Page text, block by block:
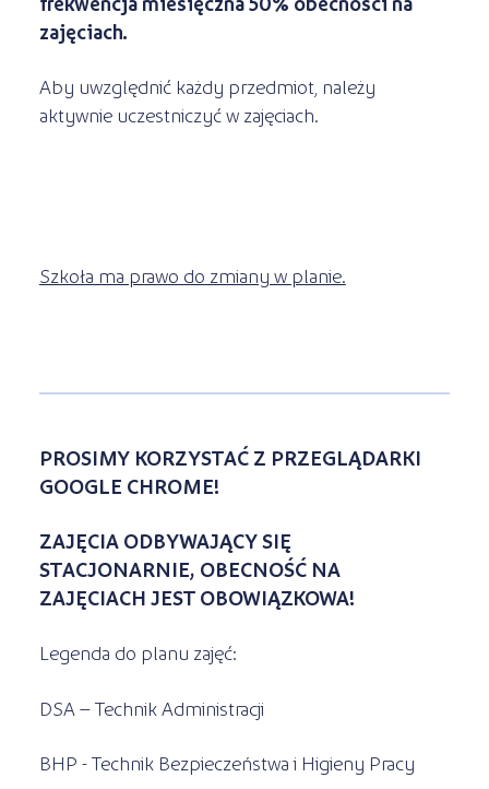
zajęciach.
Aby uwzględnić każdy przedmiot, należy
aktywnie uczestniczyć w zajęciach.
Szkoła ma prawo do zmiany w planie.
PROSIMY KORZYSTAĆ Z PRZEGLĄDARKI
GOOGLE CHROME!
ZAJĘCIA ODBYWAJĄCY SIĘ
STACJONARNIE, OBECNOŚĆ NA
ZAJĘCIACH JEST OBOWIĄZKOWA!
Legenda do planu zajęć:
DSA – Technik Administracji
BHP - Technik Bezpieczeństwa i Higieny Pracy